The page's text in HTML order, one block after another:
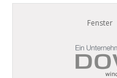
Fenster